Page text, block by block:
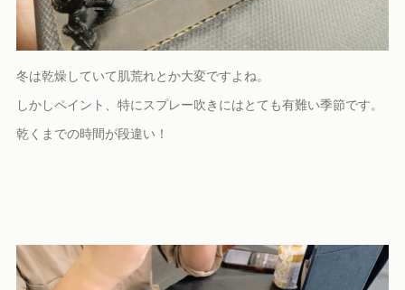
冬は乾燥していて肌荒れとか大変ですよね。
しかしペイント、特にスプレー吹きにはとても有難い季節です。
乾くまでの時間が段違い！